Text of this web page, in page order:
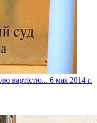
вартістю... 6 мая 2014 г.